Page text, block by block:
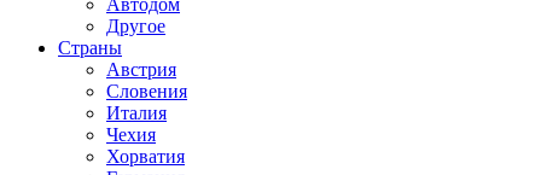
Автодом
Другое
Страны
Австрия
Словения
Италия
Чехия
Хорватия